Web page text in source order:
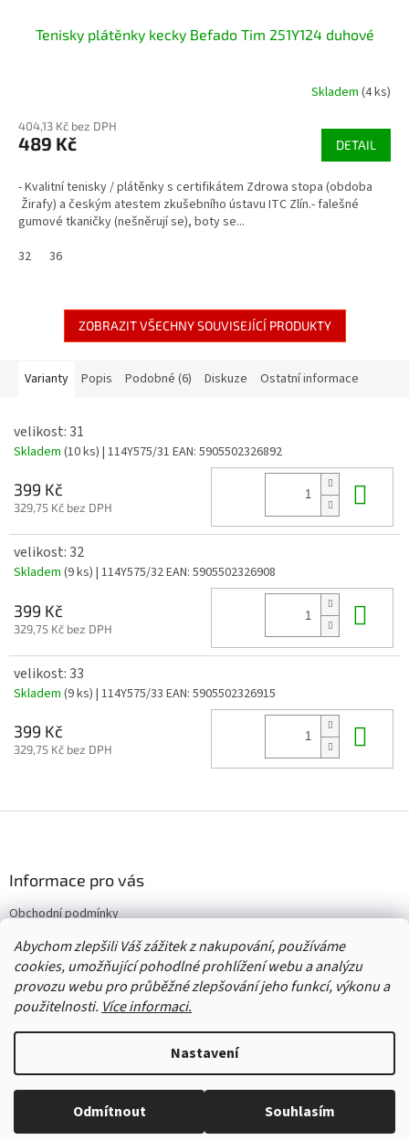
Abychom zlepšili Váš zážitek z nakupování, používáme
cookies, umožňující pohodlné prohlížení webu a analýzu
provozu webu pro průběžné zlepšování jeho funkcí, výkonu a
použitelnosti. Více informaci.
Nastavení
Odmítnout Souhlasím
Tenisky plátěnky kecky Befado Tim 251Y124 duhové
Skladem (4 ks)
404,13 Kč bez DPH
489 Kč DETAIL
- Kvalitní tenisky / plátěnky s certifikátem Zdrowa stopa (obdoba
Žirafy) a českým atestem zkušebního ústavu ITC Zlín.- falešné
gumové tkaničky (nešněrují se), boty se...
32
36
ZOBRAZIT VŠECHNY SOUVISEJÍCÍ PRODUKTY
Varianty Popis Podobné (6) Diskuze Ostatní informace
velikost: 31
Skladem (10 ks) | 114Y575/31 EAN: 5905502326892
399 Kč
329,75 Kč bez DPH
velikost: 32
Skladem (9 ks) | 114Y575/32EAN: 5905502326908
399 Kč
329,75 Kč bez DPH
velikost: 33
Skladem (9 ks) | 114Y575/33 EAN: 5905502326915
399 Kč
329,75 Kč bez DPH
í
Informace pro vás
Obchodní podmínky
Vrácení/výměna/reklamace
Velkoobchod
Copyright 2026Červený Tulipán. Všechna práva vyhrazena.Upravit